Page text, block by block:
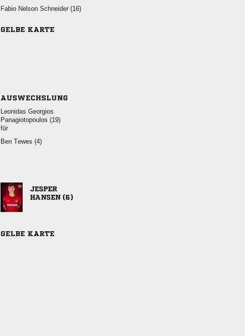
   
GELBE KARTE
AUSWECHSLUNG
 
 
für
  

 
GELBE KARTE